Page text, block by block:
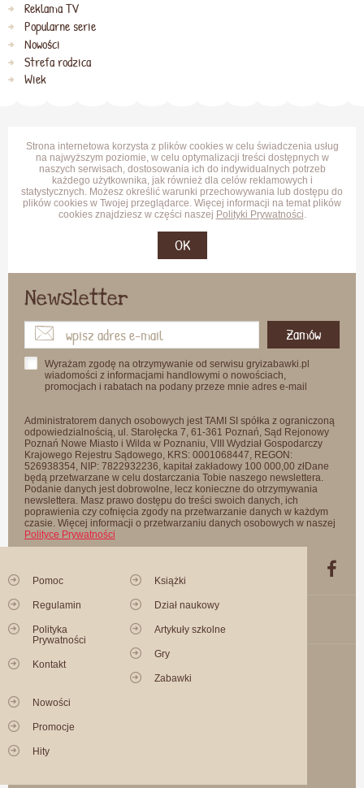
Reklama TV
Popularne serie
Nowości
Strefa rodzica
Wiek
Strona internetowa korzysta z plików cookies w celu świadczenia usług
na najwyższym poziomie, w celu optymalizacji treści dostępnych w
naszych serwisach, dostosowania ich do indywidualnych potrzeb
każdego użytkownika, jak również dla celów reklamowych i
statystycznych. Możesz określić warunki przechowywania lub dostępu do
plików cookies w Twojej przeglądarce. Więcej informacji na temat plików
cookies znajdziesz w części naszej Polityki Prywatności
OK
Newsletter
Zamów
Wyrażam zgodę na otrzymywanie od serwisu gryizabawki.pl
wiadomości z informacjami handlowymi o nowościach,
promocjach i rabatach na podany przeze mnie adres e-mail
Administratorem danych osobowych jest TAMI SI spółka z ograniczoną
odpowiedzialnością, ul. Starołęcka 7, 61-361 Poznań, Sąd Rejonowy
Poznań Nowe Miasto i Wilda w Poznaniu, VIII Wydział Gospodarczy
Krajowego Rejestru Sądowego, KRS: 0001068447, REGON:
526938354, NIP: 7822932236, kapitał zakładowy 100 000,00 złDane
będą przetwarzane w celu dostarczania Tobie naszego newslettera.
Podanie danych jest dobrowolne, lecz konieczne do otrzymywania
newslettera. Masz prawo dostępu do treści swoich danych, ich
poprawienia czy cofnięcia zgody na przetwarzanie danych w każdym
czasie. Więcej informacji o przetwarzaniu danych osobowych w naszej
Polityce Prywatności
Pomoc
Regulamin
Polityka
Prywatności
Kontakt
Książki
Dział naukowy
Artykuły szkolne
Gry
Zabawki
Nowości
Promocje
Hity